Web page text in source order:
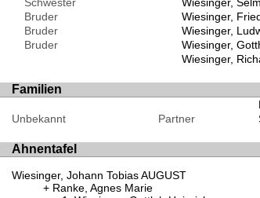
Bruder
Wiesinger,
Bruder
Wiesinger,
Bruder
Wiesinger,
Wiesinger,
Familien
Unbekannt
Partner
Ahnentafel
Wiesinger, Johann Tobias AUGUST
Ranke, Agnes Marie